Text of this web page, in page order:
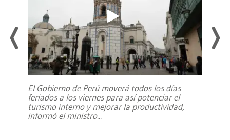
El Gobierno de Perú moverá todos los días
feriados a los viernes para así potenciar el
turismo interno y mejorar la productividad,
informó el ministro...